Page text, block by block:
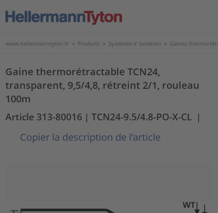
www.hellermanntyton.fr > Produits > Systèmes d 'isolation > Gaines
Gaine thermorétractable TCN24,
transparent, 9,5/4,8, rétreint 2/1, rouleau
100m
Article 313-80016 | TCN24-9.5/4.8-PO-X-CL |
Copier la description de l’article